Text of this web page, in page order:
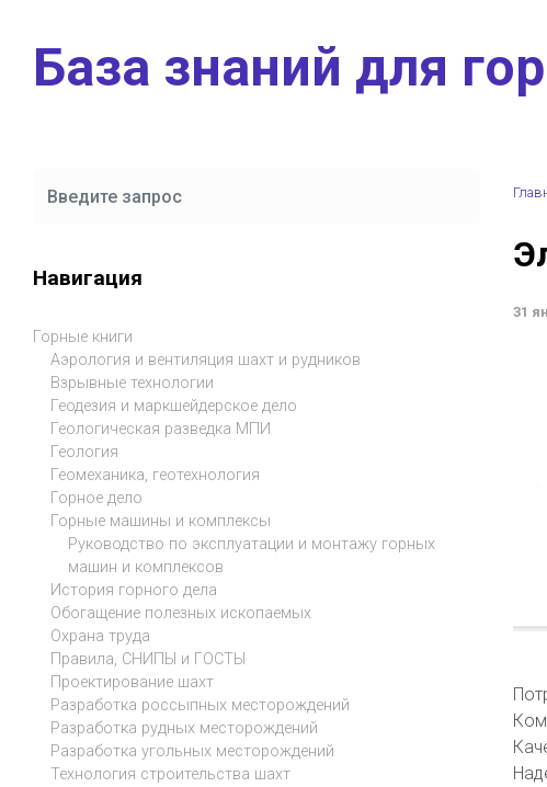
База знаний для
31
Навигация
Горные книги
Аэрология и вентиляция шахт и рудников
Взрывные технологии
Геодезия и маркшейдерское дело
Геологическая разведка МПИ
Геология
Геомеханика, геотехнология
Горное дело
Горные машины и комплексы
Руководство по эксплуатации и монтажу горных
машин и комплексов
История горного дела
Обогащение полезных ископаемых
Охрана труда
Правила, СНИПЫ и ГОСТЫ
Проектирование шахт
Разработка россыпных месторождений
Разработка рудных месторождений
Разработка угольных месторождений
Технология строительства шахт